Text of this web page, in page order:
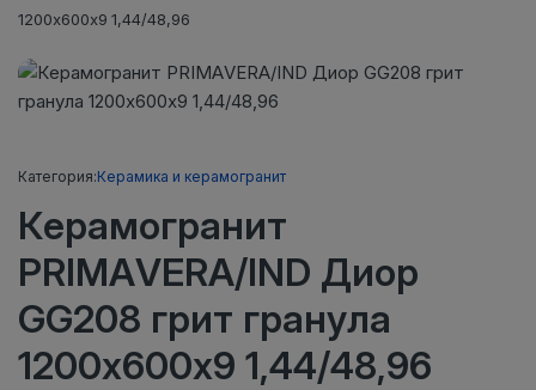
1200х600х9 1,44/48,96
Категория:Керамика и керамогранит
Керамогранит
PRIMAVERA/IND Диор
GG208 грит гранула
1200х600х9 1,44/48,96